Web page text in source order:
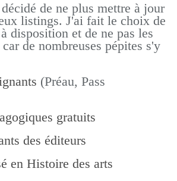
de ne plus mettre à jour
listings. J'ai fait le choix de
disposition et de ne pas les
de nombreuses pépites s'y
(Préau, Pass
gratuits
des éditeurs
en Histoire des arts